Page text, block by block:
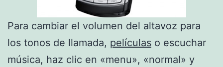
Para cambiar el volumen del altavoz para
los tonos de llamada, películas o escuchar
música, haz clic en «menu», «normal» y